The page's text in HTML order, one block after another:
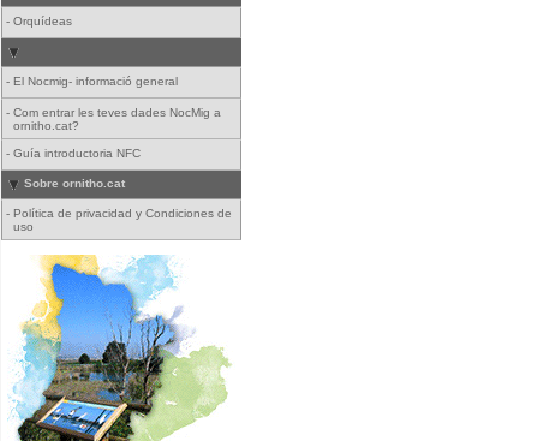
- Orquídeas
- El Nocmig- informació general
- Com entrar les teves dades NocMig a
ornitho.cat?
- Guía introductoria NFC
Sobre ornitho.cat
- Política de privacidad y Condiciones de
uso